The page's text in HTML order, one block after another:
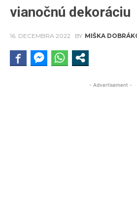
vianočnú dekoráciu
16. DECEMBRA 2022 BY MIŠKA
- Advertisement -